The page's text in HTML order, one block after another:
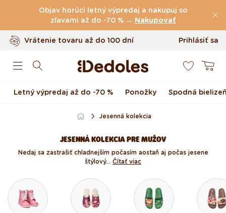
Preskočiť na obsah
Objav horúci letný výpredaj a nakupuj so
zľavami až do -70 % → Nakupovať
Poštovnézdarma nad39 €
Vrátenie tovaru až do 100 dní
Originálny dizajn navrhnutý u nás
Prihlásiť sa
Košík
Letný výpredaj až do -70 % Ponožky Spodná
Jesenná kolekcia
JESENNÁ KOLEKCIA PRE MUŽOV
Nedaj sa zastrašiť chladnejším počasím a ostaň aj počas jesene
štýlový... Čítať viac